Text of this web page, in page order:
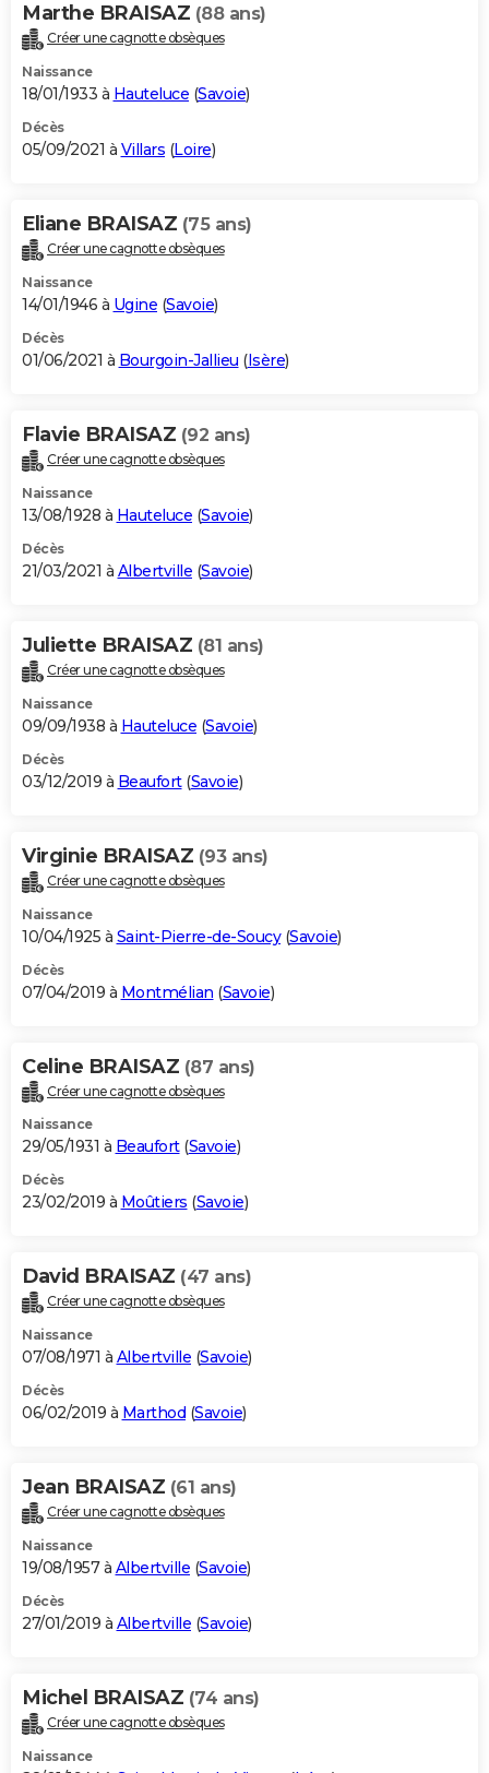
Marthe BRAISAZ (88 ans)
Créer une cagnotte obsèques
Naissance
18/01/1933 à Hauteluce (Savoie)
Décès
05/09/2021 à Villars (Loire)
Eliane BRAISAZ (75 ans)
Créer une cagnotte obsèques
Naissance
14/01/1946 à Ugine (Savoie)
Décès
01/06/2021 à Bourgoin-Jallieu (Isère)
Flavie BRAISAZ (92 ans)
Créer une cagnotte obsèques
Naissance
13/08/1928 à Hauteluce (Savoie)
Décès
21/03/2021 à Albertville (Savoie)
Juliette BRAISAZ (81 ans)
Créer une cagnotte obsèques
Naissance
09/09/1938 à Hauteluce (Savoie)
Décès
03/12/2019 à Beaufort(Savoie)
Virginie BRAISAZ (93 ans)
Créer une cagnotte obsèques
Naissance
10/04/1925 à Saint-Pierre-de-Soucy(Savoie)
Décès
07/04/2019 à Montmélian (Savoie)
Celine BRAISAZ (87 ans)
Créer une cagnotte obsèques
Naissance
29/05/1931 à Beaufort(Savoie)
Décès
23/02/2019 à Moûtiers (Savoie)
David BRAISAZ (47 ans)
Créer une cagnotte obsèques
Naissance
07/08/1971 à Albertville (Savoie)
Décès
06/02/2019 à Marthod (Savoie)
Jean BRAISAZ (61 ans)
Créer une cagnotte obsèques
Naissance
19/08/1957 à Albertville (Savoie)
Décès
27/01/2019 à Albertville (Savoie)
Michel BRAISAZ (74 ans)
Créer une cagnotte obsèques
Naissance